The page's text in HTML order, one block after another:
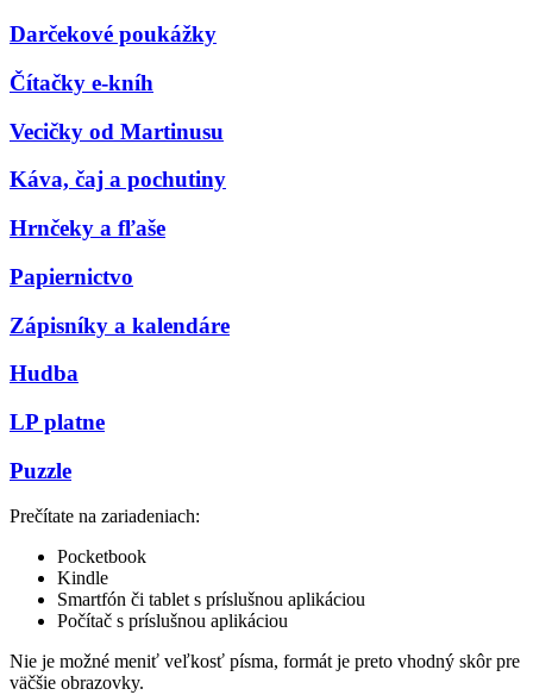
Darčekové poukážky
Čítačky e-kníh
Vecičky od Martinusu
Káva, čaj a pochutiny
Hrnčeky a fľaše
Papiernictvo
Zápisníky a kalendáre
Hudba
LP platne
Puzzle
Prečítate na zariadeniach:
Pocketbook
Kindle
Smartfón či tablet s príslušnou aplikáciou
Počítač s príslušnou aplikáciou
Nie je možné meniť veľkosť písma, formát je preto vhodný skôr pre
väčšie obrazovky.